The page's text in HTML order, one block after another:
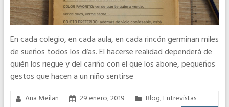
En cada colegio, en cada aula, en cada rincón germinan miles
de sueños todos los días. El hacerse realidad dependerá de
quién los riegue y del cariño con el que los abone, pequeños
gestos que hacen a un niño sentirse
Ana Meilan 29 enero, 2019 Blog,Entrevistas